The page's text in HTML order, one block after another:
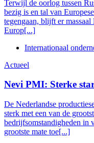
Terwijl de oorlog tussen
bezig is en tal van
tegengaan, blijft er massaal
Europ[...]
Internationaal
Actueel
Nevi PMI: Sterke
De Nederlandse
sterk met een van de
bedrijfsomstandigheden in
grootste mate toe[...]